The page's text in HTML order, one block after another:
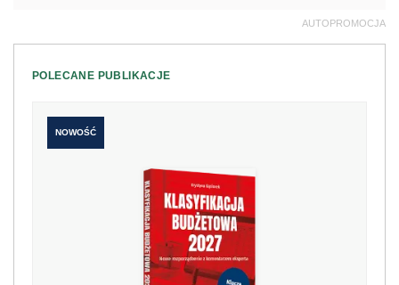
AUTOPROMOCJA
POLECANE PUBLIKACJE
NOWOŚĆ